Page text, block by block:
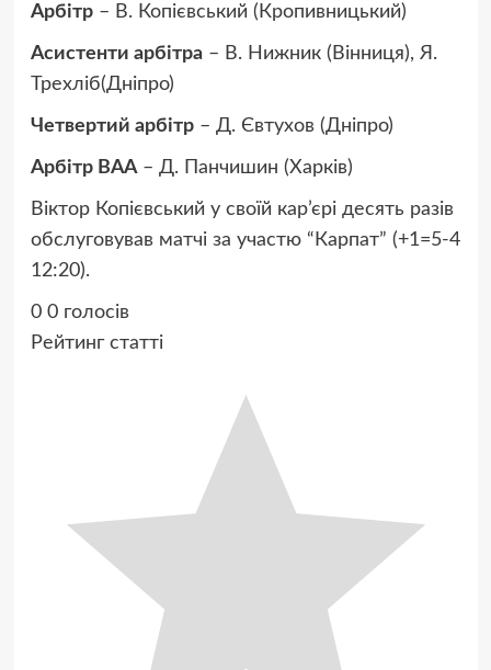
Арбітр– В. Копієвський (Кропивницький)
Асистенти арбітра– В. Нижник (Вінниця), Я.
Трехліб(Дніпро)
Четвертий арбітр– Д. Євтухов (Дніпро)
Арбітр ВАА– Д. Панчишин (Харків)
Віктор Копієвський у своїй кар’єрі десять разів
обслуговував матчі за участю “Карпат” (+1=5-4
12:20).
0 0 голосів
Рейтинг статті